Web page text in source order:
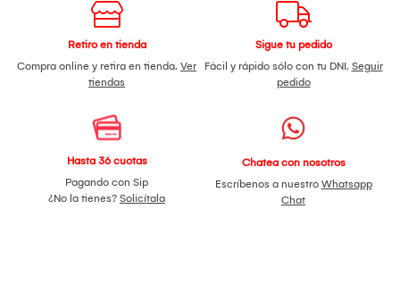
Retiro en tienda
Compra online y retira en tienda. Ver
tiendas
Sigue tu pedido
Fácil y rápido sólo con tu DNI. Seguir
pedido
Hasta 36 cuotas
Pagando con Sip
¿No la tienes? Solicítala
Chatea con nosotros
Escríbenos a nuestro Whatsapp
Chat